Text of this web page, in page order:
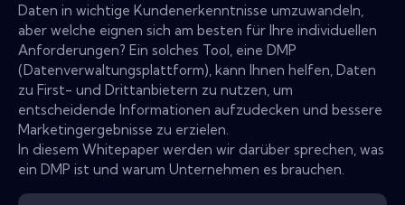
Daten in wichtige Kundenerkenntnisse umzuwandeln,
aber welche eignen sich am besten für Ihre individuellen
Anforderungen? Ein solches Tool, eine DMP
(Datenverwaltungsplattform), kann Ihnen helfen, Daten
zu First- und Drittanbietern zu nutzen, um
entscheidende Informationen aufzudecken und bessere
Marketingergebnisse zu erzielen.
In diesem Whitepaper werden wir darüber sprechen, was
ein DMP ist und warum Unternehmen es brauchen.